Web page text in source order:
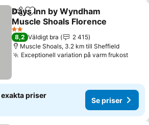
Dela Lägg till i Mina Favoriter
Days Inn by Wyndham
Muscle Shoals Florence
Se priser
2 Stjärnor
8,2 Väldigt bra
2 415
Muscle Shoals, 3.2 km till Sheffield
Exceptionell variation på varm frukostSe
priser
Se priser